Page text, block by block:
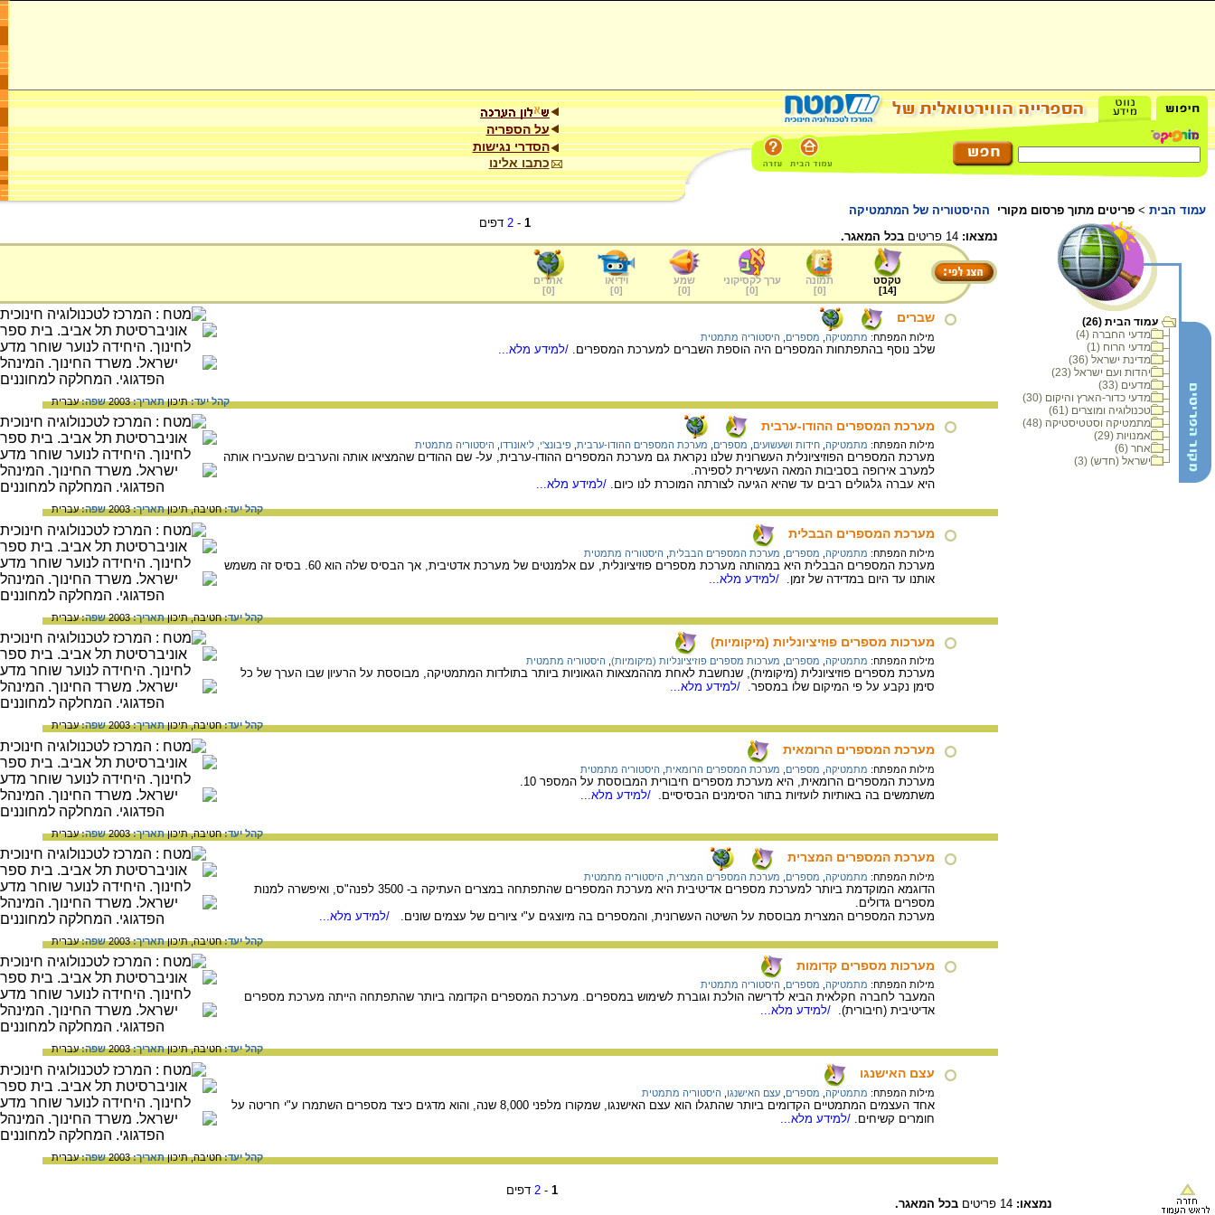
על הספריה
הסדרי נגישות
כתבו אלינו
עמוד הבית > פריטים מתוך פרסום מקורי ההיסטוריה של המתמטיקה
עמוד הבית (26)
מדעי החברה (4)
מדעי הרוח (1)
מדינת ישראל (36)
יהדות ועם ישראל (23)
מדעים (33)
מדעי כדור-הארץ והיקום (30)
טכנולוגיה ומוצרים (61)
מתמטיקה וסטטיסטיקה (48)
אמנויות (29)
אחר (6)
ישראל (חדש) (3)
1
-
2 דפים
נמצאו:
בכל המאגר.
טקסט
[
14
]
תמונה
[
0
]
ערך לקסיקוני
[
0
]
שמע
[
0
]
וידיאו
[
0
]
אתרים
[
0
]
שברים
מילות המפתח: מתמטיקה מספרים היסטוריה מתמטית
שלב נוסף בהתפתחות המספרים היה הוספת השברים למערכת המספרים. /למידע מלא...
קהל יעד:תיכוןתאריך:2003 שפה:עברית
מערכת המספרים ההודו-ערבית
מילות המפתח: מתמטיקה חידות ושעשועים מספרים מערכת המספרים ההודו-ערבית פיבונצ'י, ליאונרדו היסטוריה מתמטית
מערכת המספרים הפוזיציונלית העשרונית שלנו נקראת גם מערכת המספרים ההודו-ערבית, על- שם ההודים שהמציאו אותה והערבים שהעבירו אותה
למערב אירופה בסביבות המאה העשירית לספירה.
היא עברה גלגולים רבים עד שהיא הגיעה לצורתה המוכרת לנו כיום. /למידע מלא...
קהל יעד:חטיבה,תיכוןתאריך:2003 שפה:עברית
מערכת המספרים הבבלית
מילות המפתח: מתמטיקה מספרים מערכת המספרים הבבלית היסטוריה מתמטית
מערכת המספרים הבבלית היא במהותה מערכת מספרים פוזיציונלית, עם אלמנטים של מערכת אדטיבית, אך הבסיס שלה הוא 60. בסיס זה משמש
אותנו עד היום במדידה של זמן.
/למידע מלא...
קהל יעד:חטיבה,תיכוןתאריך:2003 שפה:עברית
מערכות מספרים פוזיציונליות (מיקומיות)
מילות המפתח: מתמטיקה מספרים מערכות מספרים פוזיציונליות (מיקומיות) היסטוריה מתמטית
מערכת מספרים פוזיציונלית (מיקומית), שנחשבת לאחת מההמצאות הגאוניות ביותר בתולדות המתמטיקה, מבוססת על הרעיון שבו הערך של כל
סימן נקבע על פי המיקום שלו במספר. /למידע מלא...
קהל יעד:חטיבה,תיכוןתאריך:2003 שפה:עברית
מערכת המספרים הרומאית
מילות המפתח: מתמטיקה מספרים מערכת המספרים הרומאית היסטוריה מתמטית
מערכת המספרים הרומאית, היא מערכת מספרים חיבורית המבוססת על המספר 10.
משתמשים בה באותיות לועזיות בתור הסימנים הבסיסיים.
/למידע מלא...
קהל יעד:חטיבה,תיכוןתאריך:2003 שפה:עברית
מערכת המספרים המצרית
מילות המפתח: מתמטיקה מספרים מערכת המספרים המצרית היסטוריה מתמטית
הדוגמא המוקדמת ביותר למערכת מספרים אדיטיבית היא מערכת המספרים שהתפתחה במצרים העתיקה ב- 3500 לפנה"ס, ואיפשרה למנות
מספרים גדולים.
מערכת המספרים המצרית מבוססת על השיטה העשרונית, והמספרים בה מיוצגים ע"י ציורים של עצמים שונים.
/למידע מלא...
קהל יעד:חטיבה,תיכוןתאריך:2003 שפה:עברית
מערכות מספרים קדומות
מילות המפתח: מתמטיקה מספרים היסטוריה מתמטית
המעבר לחברה חקלאית הביא לדרישה הולכת וגוברת לשימוש במספרים. מערכת המספרים הקדומה ביותר שהתפתחה הייתה מערכת מספרים
אדיטיבית (חיבורית). /למידע מלא...
קהל יעד:חטיבה,תיכוןתאריך:2003 שפה:עברית
עצם האישנגו
מילות המפתח: מתמטיקה מספרים עצם האישנגו היסטוריה מתמטית
אחד העצמים המתמטיים הקדומים ביותר שהתגלו הוא עצם האישנגו, שמקורו מלפני 8,000 שנה, והוא מדגים כיצד מספרים השתמרו ע"י חריטה על
חומרים קשיחים. /למידע מלא...
קהל יעד:חטיבה,תיכוןתאריך:2003 שפה:עברית
1
-
2 דפים
נמצאו:
בכל המאגר.